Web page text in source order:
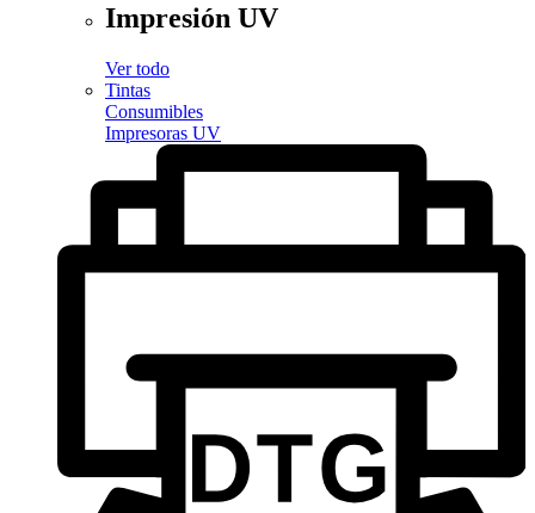
Impresión UV
Ver todo
Tintas
Consumibles
Impresoras UV